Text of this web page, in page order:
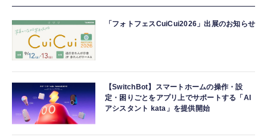
「フォトフェスCuiCui2026」出展のお知らせ
【SwitchBot】スマートホームの操作・設
定・困りごとをアプリ上でサポートする「AI
アシスタント kata」を提供開始